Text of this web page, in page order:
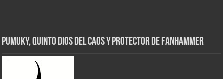
Pumuky, Quinto Dios del Caos y Protector de FanHammer